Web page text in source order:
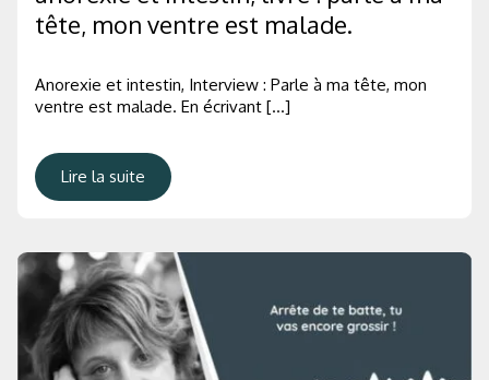
tête, mon ventre est malade.
Anorexie et intestin, Interview : Parle à ma tête, mon
ventre est malade. En écrivant […]
Lire la suite